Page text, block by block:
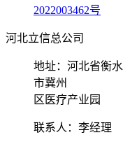
2022003462号
河北立信总公司
地址：河北省衡水
市冀州
区医疗产业园
联系人：李经理